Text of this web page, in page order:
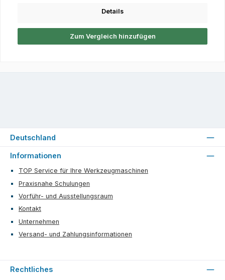
Details
Zum Vergleich hinzufügen
Informationen
TOP Service für Ihre Werkzeugmaschinen
Praxisnahe Schulungen
Vorführ- und Ausstellungsraum
Kontakt
Unternehmen
Versand- und Zahlungsinformationen
Rechtliches
Deutschland